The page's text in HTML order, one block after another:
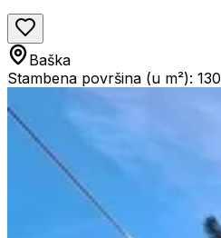
Baška
Stambena površina (u m²): 130